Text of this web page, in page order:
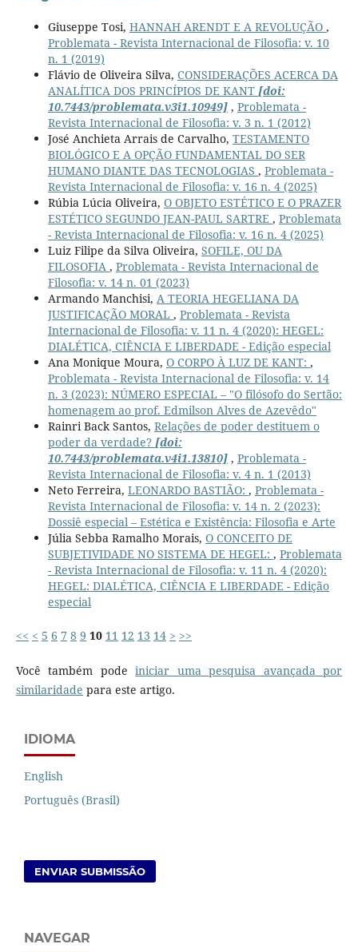
Giuseppe Tosi, HANNAH ARENDT E A REVOLUÇÃO ,
Problemata - Revista Internacional de Filosofia: v. 10
n. 1 (2019)
Flávio de Oliveira Silva, CONSIDERAÇÕES ACERCA DA
ANALÍTICA DOS PRINCÍPIOS DE KANT [doi:
10.7443/problemata.v3i1.10949], Problemata -
Revista Internacional de Filosofia: v. 3 n. 1 (2012)
José Anchieta Arrais de Carvalho, TESTAMENTO
BIOLÓGICO E A OPÇÃO FUNDAMENTAL DO SER
HUMANO DIANTE DAS TECNOLOGIAS , Problemata -
Revista Internacional de Filosofia: v. 16 n. 4 (2025)
Rúbia Lúcia Oliveira, O OBJETO ESTÉTICO E O PRAZER
ESTÉTICO SEGUNDO JEAN-PAUL SARTRE , Problemata
- Revista Internacional de Filosofia: v. 16 n. 4 (2025)
Luiz Filipe da Silva Oliveira, SOFILE, OU DA
FILOSOFIA , Problemata - Revista Internacional de
Filosofia: v. 14 n. 01 (2023)
Armando Manchisi, A TEORIA HEGELIANA DA
JUSTIFICAÇÃO MORAL , Problemata - Revista
Internacional de Filosofia: v. 11 n. 4 (2020): HEGEL:
DIALÉTICA, CIÊNCIA E LIBERDADE - Edição especial
Ana Monique Moura, O CORPO À LUZ DE KANT: ,
Problemata - Revista Internacional de Filosofia: v. 14
n. 3 (2023): NÚMERO ESPECIAL – "O filósofo do Sertão:
homenagem ao prof. Edmilson Alves de Azevêdo"
Rainri Back Santos, Relações de poder destituem o
poder da verdade? [doi:
10.7443/problemata.v4i1.13810], Problemata -
Revista Internacional de Filosofia: v. 4 n. 1 (2013)
Neto Ferreira, LEONARDO BASTIÃO: , Problemata -
Revista Internacional de Filosofia: v. 14 n. 2 (2023):
Dossiê especial – Estética e Existência: Filosofia e Arte
Júlia Sebba Ramalho Morais, O CONCEITO DE
SUBJETIVIDADE NO SISTEMA DE HEGEL: , Problemata
- Revista Internacional de Filosofia: v. 11 n. 4 (2020):
HEGEL: DIALÉTICA, CIÊNCIA E LIBERDADE - Edição
especial
<< < 5 6 7 8 9 10 11 12 13 14 > >>
Você também podeiniciar uma pesquisa avançada por
similaridade para este artigo.
IDIOMA
English
Português (Brasil)
ENVIAR SUBMISSÃO
NAVEGAR